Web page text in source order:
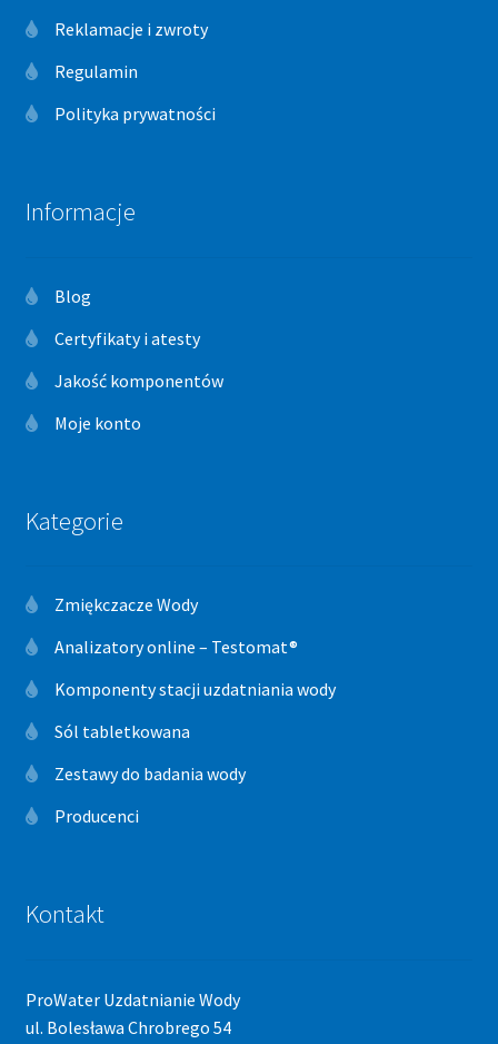
Reklamacje i zwroty
Regulamin
Polityka prywatności
Informacje
Blog
Certyfikaty i atesty
Jakość komponentów
Moje konto
Kategorie
Zmiękczacze Wody
Analizatory online – Testomat®
Komponenty stacji uzdatniania wody
Sól tabletkowana
Zestawy do badania wody
Producenci
Kontakt
ProWater Uzdatnianie Wody
ul. Bolesława Chrobrego 54